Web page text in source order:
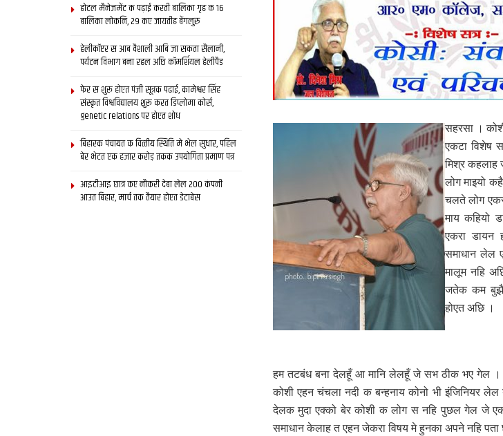
सहरसा ।
एकटा विशेष
मिश्र कहलाह
लोग माइयो
चलते लोग
माय कहियो
एकरा
समाधान लेल
मालूम नहि
जतेक कम
होएत अछि ।
हम तटबंध बना देलहूँ आ मानि लेलहूँ जे सभ ठीक भए गेल
कोशी एहन चंचला नदी क बन्‍हनाय कोनो भी इंजिनियर
देलक मुदा एक्‍को बेर कोशी क लोग स नहि पुछल गेल जे
समाधान केलाह त एहन जेकरा विषय मे हुनका अपने नहि
होटल मैनेजमेंट क पढ़ाई करती बालिका गृह क 16
बालिका लोकनि, 29 कए जायतीह बेंगलुरु
हेलीकॉप्टर स आब वैशाली आबि जा सकता सैलानी,
पर्यटन विभाग बना रहल अछि कॉमर्शियल हेलीपैड
फेर स शुरू होएत पंजी सूत्रक पढाई, कामेश्वर सिंह
संस्कृत विश्वविद्यालय शुरू करत डिप्लोमा कोर्स,
genetic relations पर होएत शोध
बिहारक पंचायत क वित्‍तीय स्थिति मे भेल सुधार, पहिल
बेर भेटत एक हजार करोड़ तकक उपयोगिता प्रमाण पत्र
आइटीआइ छात्र कए नौकरी देबा लेल 200 कंपनी
आउत बिहार, मार्च तक तैयार होएत डेटाबेस